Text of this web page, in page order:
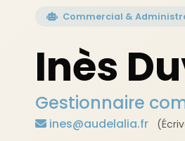
Commercial &
Inès
Gestionnaire
ines@audelalia.fr